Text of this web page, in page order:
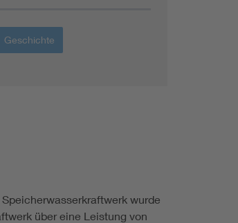
Geschichte
wurde
über eine Leistung von